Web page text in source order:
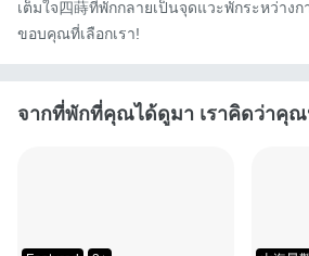
เต็มใจ四蒔ที่พักกลายเป็นจุดแวะพักระหว่าง
ขอบคุณที่เลือกเรา!
จากที่พักที่คุณได้ดูมา เราคิดว่าคุณ